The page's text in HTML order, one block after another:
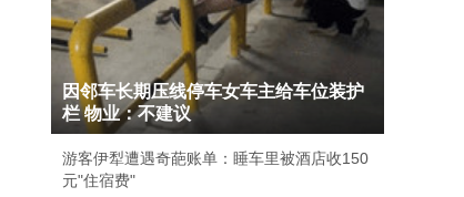
因邻车长期压线停车女车主给车位装护
栏 物业：不建议
游客伊犁遭遇奇葩账单：睡车里被酒店收150
元"住宿费"